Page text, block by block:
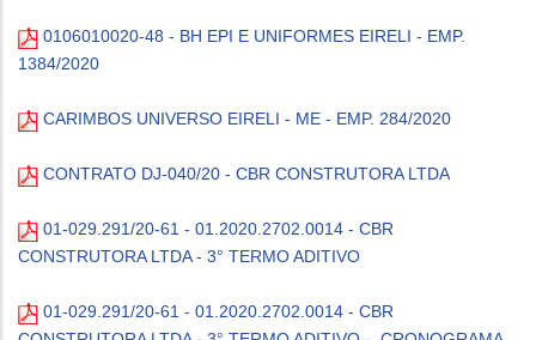
0106010020-48 - BH EPI E UNIFORMES EIRELI - EMP.
1384/2020
CARIMBOS UNIVERSO EIRELI - ME - EMP. 284/2020
CONTRATO DJ-040/20 - CBR CONSTRUTORA LTDA
01-029.291/20-61 - 01.2020.2702.0014 - CBR
CONSTRUTORA LTDA - 3° TERMO ADITIVO
01-029.291/20-61 - 01.2020.2702.0014 - CBR